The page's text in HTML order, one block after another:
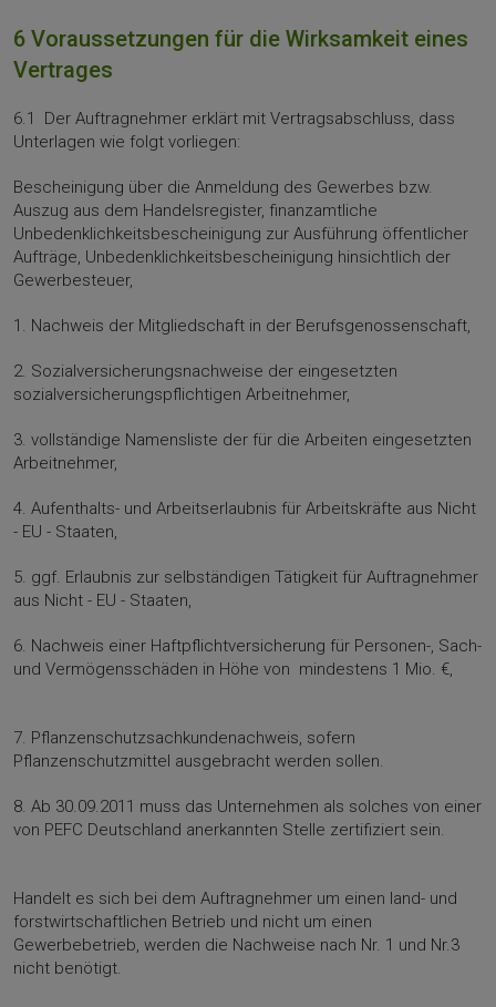
6 Voraussetzungen für die Wirksamkeit eines
Vertrages
6.1 Der Auftragnehmer erklärt mit Vertragsabschluss, dass
Unterlagen wie folgt vorliegen:
Bescheinigung über die Anmeldung des Gewerbes bzw.
Auszug aus dem Handels­register, finanzamtliche
Unbedenklichkeitsbescheinigung zur Ausführung öffentlicher
Auf­träge, Unbedenklichkeitsbescheinigung hinsichtlich der
Gewerbesteuer,
1. Nachweis der Mitgliedschaft in der Berufsgenossenschaft,
2. Sozialversicherungsnachweise der eingesetzten
sozialversicherungspflichtigen Ar­beitnehmer,
3. vollständige Namensliste der für die Arbeiten eingesetzten
Arbeitnehmer,
4. Aufenthalts- und Arbeitserlaubnis für Arbeitskräfte aus Nicht
- EU - Staaten,
5. ggf. Erlaubnis zur selbständigen Tätigkeit für Auftragnehmer
aus Nicht - EU - Staaten,
6. Nachweis einer Haftpflichtversicherung für Personen-, Sach-
und Vermögensschä­den in Höhe von mindestens 1 Mio. €,
7. Pflanzenschutzsachkundenachweis, sofern
Pflanzenschutzmittel ausgebracht wer­den sollen.
8. Ab 30.09.2011 muss das Unternehmen als solches von einer
von PEFC Deutschland anerkannten Stelle zertifiziert sein.
Handelt es sich bei dem Auftragnehmer um einen land- und
forstwirtschaftlichen Be­trieb und nicht um einen
Gewerbebetrieb, werden die Nachweise nach Nr. 1 und Nr.3
nicht benötigt.